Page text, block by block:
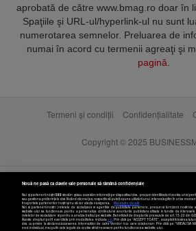
aprobată de către www.bmag.ro doar în
Spaţiile şi URL-ul/hyperlink-ul nu sunt
numerotarea semnelor. Preluarea de
numai în acord cu termenii agreaţi şi
pagină.
Termeni și condiții Confidențialitate
Copyright © 2025
Nouă ne pasă ca datele tale personale să rămână confidențiale
Noi și partenerii noștri589stocăm și/sau accesăm informații pe dispozitivul dvs., precum identificatorii cookie unici
sau gestiona preferințele dvs. făcând clic mai jos, respectiv vă puteți opune utilizării unui interes legitim în orice
fi raportate partenerilor noștri și nu vă vor afecta navigarea.
Mai multe detalii
Noi si partenerii nostri (retelele de socializare si agentiile de publicitate partenere, precum si furnizorii nostri
website-ului sa functioneze, pentru a personaliza continutul si anunturile publicitare afisate in functie de
retelelor de socializare si pentru a analiza traficul pe website. Beneficiati de drepturile prevazute de art. 15-22 din
Aceste drepturi pot fi exercitate prin modalitatea indicataaici. Prin click pe “ACCEPT TOATE”, acceptati folosirea
dvs. cu privire la stocarea/accesarea informatiilor de catre Vendor-ii cu care colaboram. Prin click pe “VREAU SA
mod individual, mai putin cele legate de cookie strict necesare pentru functionarea website-ului.